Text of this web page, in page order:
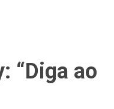
“Diga ao